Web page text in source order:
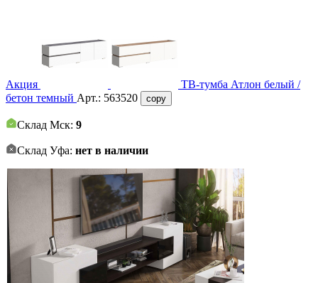
Акция
ТВ-тумба Атлон белый /
бетон темный Арт.: 563520 copy
Склад Мск: 9
Склад Уфа: нет в наличии